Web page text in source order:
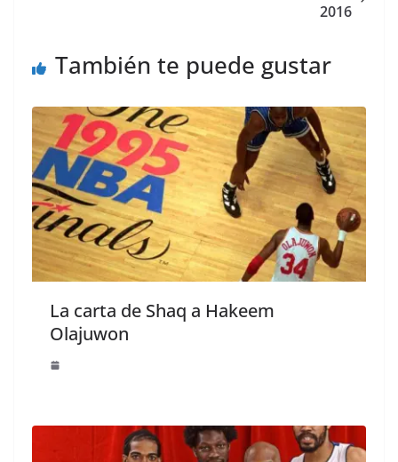
2016
También te puede gustar
La carta de Shaq a Hakeem
Olajuwon